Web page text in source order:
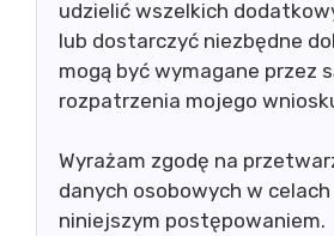
udzielić wszelkich
lub dostarczyć niezbędne
mogą być wymagane przez
rozpatrzenia mojego
Wyrażam zgodę na
danych osobowych w
niniejszym postępowaniem.